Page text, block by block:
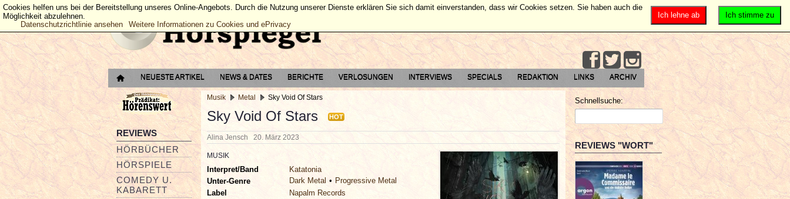
NEUESTE ARTIKEL NEWS & DATES BERICHTE VERLOSUNGEN INTERVIEWS SPECIALS REDAKTION LINKS ARCHIV
REVIEWS
HÖRBÜCHER
HÖRSPIELE
COMEDY U.
KABARETT
Musik Metal Sky Void Of Stars
Sky Void Of Stars HOT
Alina Jensch 20. März 2023
MUSIK
Interpret/Band
Katatonia
Unter-Genre
Dark Metal
Progressive Metal
Label
Napalm Records
Schnellsuche:
REVIEWS "WORT"
Ich stimme zu
Ich lehne ab
Cookies helfen uns bei der Bereitstellung unseres Online-Angebots. Durch die Nutzung unserer Dienste erklären Sie sich damit einverstanden, dass wir Cookies setzen. Sie haben auch die
Möglichkeit abzulehnen.
Datenschutzrichtlinie ansehen
Weitere Informationen zu Cookies und ePrivacy